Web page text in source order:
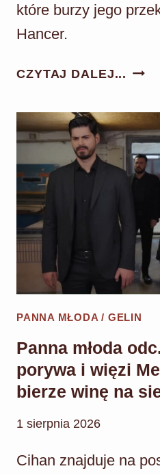
które burzy jego
Hancer.
CZYTAJ DALEJ...
168:
NA
PANNA MŁODA / GELIN
Panna młoda
porywa i więzi
bierze winę na
1 sierpnia 2026
Cihan znajduje na